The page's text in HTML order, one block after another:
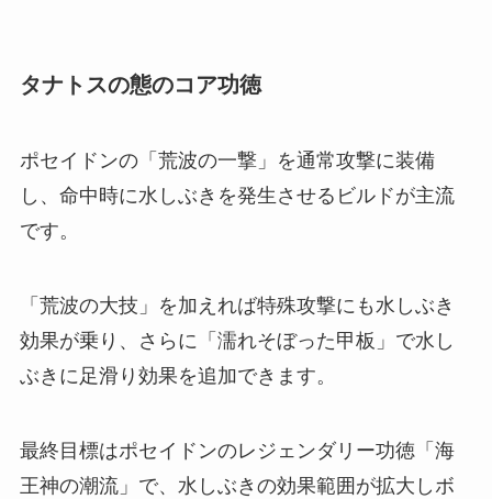
タナトスの態のコア功徳
ポセイドンの「荒波の一撃」を通常攻撃に装備
し、命中時に水しぶきを発生させるビルドが主流
です。
「荒波の大技」を加えれば特殊攻撃にも水しぶき
効果が乗り、さらに「濡れそぼった甲板」で水し
ぶきに足滑り効果を追加できます。
最終目標はポセイドンのレジェンダリー功徳「海
王神の潮流」で、水しぶきの効果範囲が拡大しボ